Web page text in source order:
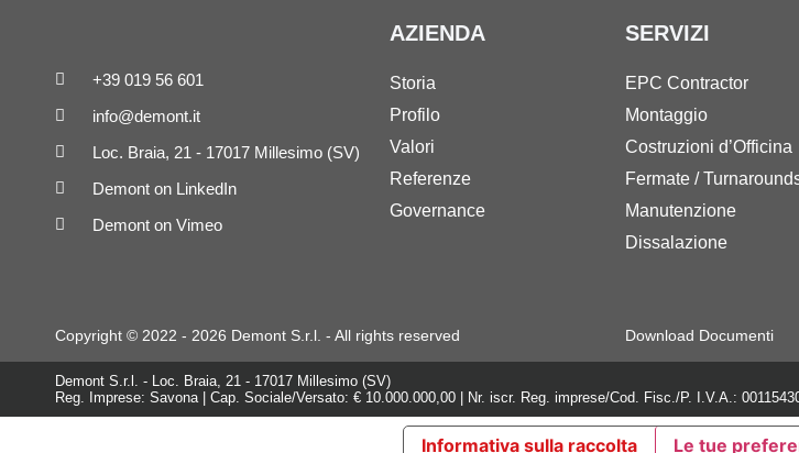
+39 019 56 601
info@demont.it
Loc. Braia, 21 - 17017 Millesimo (SV)
Demont on LinkedIn
Demont on Vimeo
AZIENDA
Storia
Profilo
Valori
Referenze
Governance
SERVIZI
EPC Contractor
Montaggio
Costruzioni d’Officina
Fermate /
Manutenzione
Dissalazione
Copyright © 2022 - 2026 Demont S.r.l. - All rights reserved Download Documenti
Demont S.r.l. - Loc. Braia, 21 - 17017 Millesimo (SV)
Reg. Imprese: Savona | Cap. Sociale/Versato: € 10.000.000,00 | Nr. iscr. Reg. imprese/Cod. Fisc./P. I.V.A.:
Informativa sulla raccolta Le tue